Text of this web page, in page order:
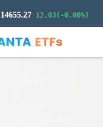
12.03(-0.08%)